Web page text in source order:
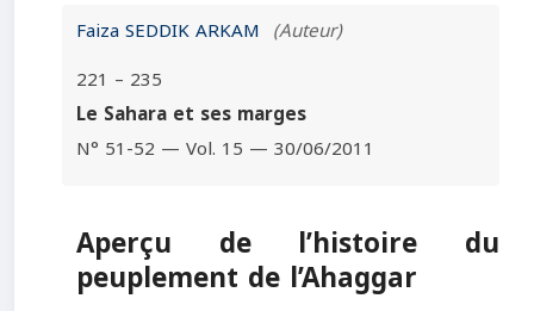
Faiza SEDDIK ARKAM (Auteur)
221 – 235
Le Sahara et ses marges
N° 51-52 — Vol. 15 — 30/06/2011
Aperçu de l’histoire du
peuplement de l’Ahaggar